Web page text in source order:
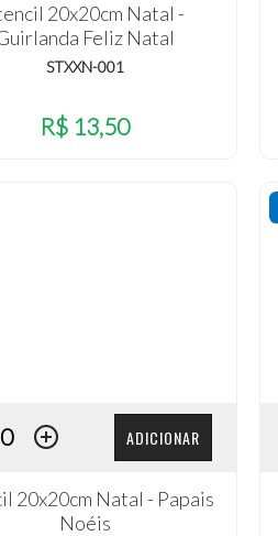
20x20cm Natal -
Feliz Natal
STXXN-001
R$ 13,50
ADICIONAR
20x20cm Natal - Papais
Noéis